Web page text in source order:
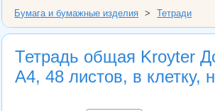
Бумага и бумажные изделия
> Тетради
Тетрадь общая Kroyter
А4, 48 листов, в клетку,